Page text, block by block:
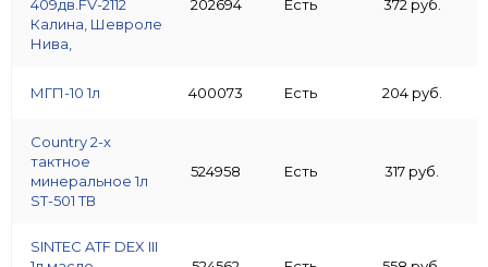
409дв.FV-2112
Калина, Шевроле
Нива,
МГП-10 1л
Country 2-х
тактное
минеральное 1л
ST-501 ТВ
SINTEC ATF DEX III
202694 Есть 372 руб.
400073 Есть 204 руб.
524958 Есть 317 руб.